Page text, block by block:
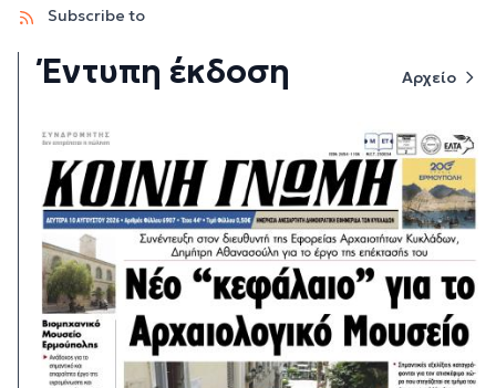
Subscribe to
Έντυπη έκδοση Αρχείο